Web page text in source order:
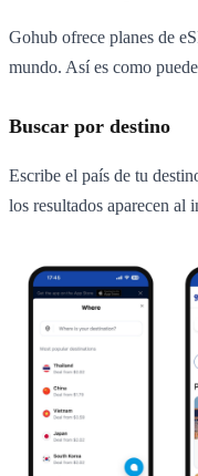
Gohub ofrece planes de
mundo. Así es como
Buscar por destino
Escribe el país de tu
los resultados aparecen al